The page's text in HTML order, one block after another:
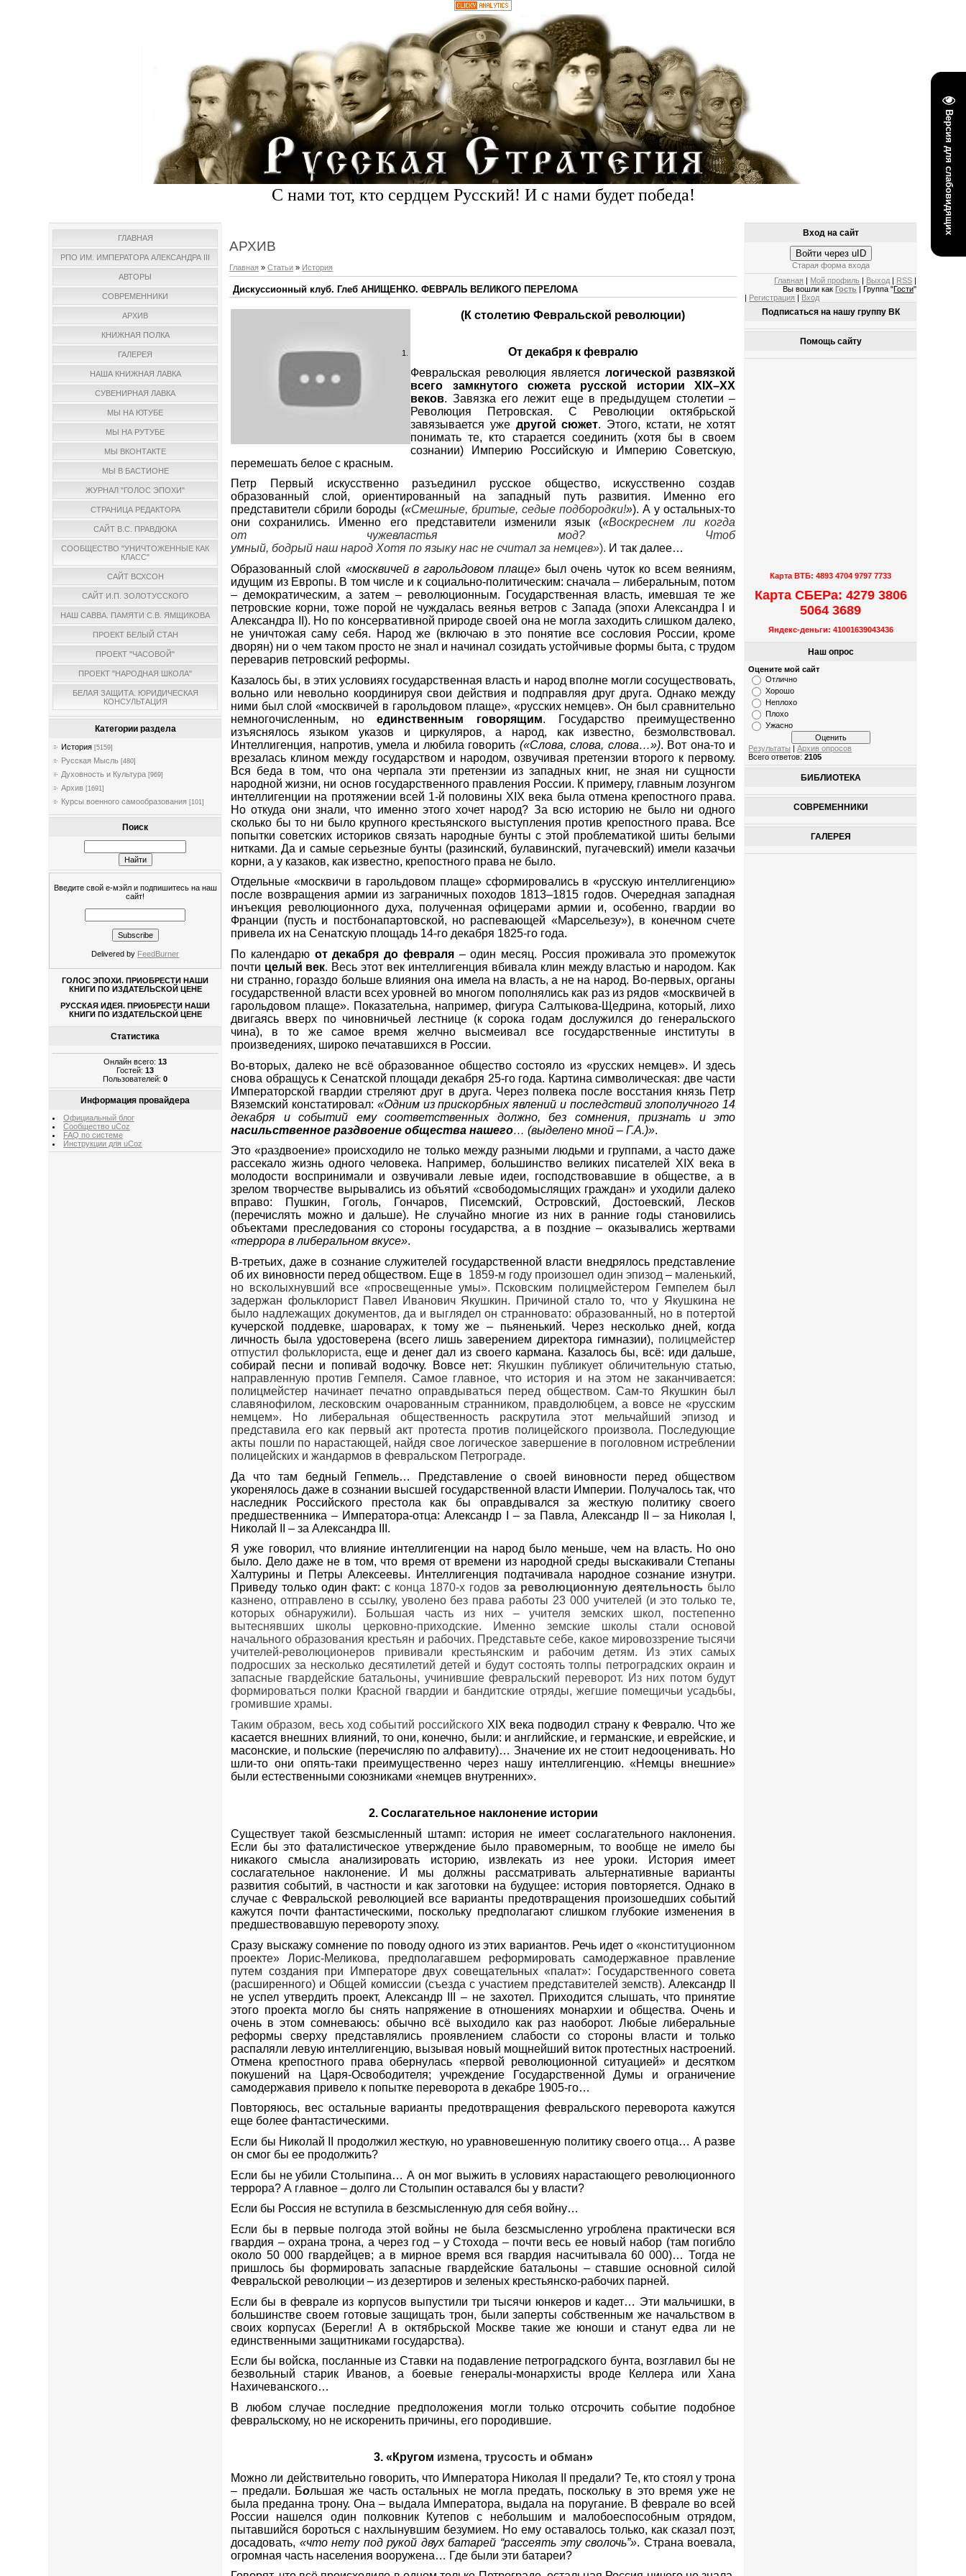
Версия для слабовидящих
С нами тот, кто сердцем Русский! И с нами будет победа!
ГЛАВНАЯ
РПО ИМ. ИМПЕРАТОРА АЛЕКСАНДРА III
АВТОРЫ
СОВРЕМЕННИКИ
АРХИВ
КНИЖНАЯ ПОЛКА
ГАЛЕРЕЯ
НАША КНИЖНАЯ ЛАВКА
СУВЕНИРНАЯ ЛАВКА
МЫ НА ЮТУБЕ
МЫ НА РУТУБЕ
МЫ ВКОНТАКТЕ
МЫ В БАСТИОНЕ
ЖУРНАЛ "ГОЛОС ЭПОХИ"
СТРАНИЦА РЕДАКТОРА
САЙТ В.С. ПРАВДЮКА
СООБЩЕСТВО "УНИЧТОЖЕННЫЕ КАК
КЛАСС"
САЙТ ВСХСОН
САЙТ И.П. ЗОЛОТУССКОГО
НАШ САВВА. ПАМЯТИ С.В. ЯМЩИКОВА
ПРОЕКТ БЕЛЫЙ СТАН
ПРОЕКТ "ЧАСОВОЙ"
ПРОЕКТ "НАРОДНАЯ ШКОЛА"
БЕЛАЯ ЗАЩИТА. ЮРИДИЧЕСКАЯ
КОНСУЛЬТАЦИЯ
Категории раздела
История [5159]
Русская Мысль [480]
Духовность и Культура [969]
Архив [1691]
Курсы военного самообразования [101]
Поиск
Введите свой е-мэйл и подпишитесь на наш
сайт!
Delivered by FeedBurner
ГОЛОС ЭПОХИ. ПРИОБРЕСТИ НАШИ
КНИГИ ПО ИЗДАТЕЛЬСКОЙ ЦЕНЕ
РУССКАЯ ИДЕЯ. ПРИОБРЕСТИ НАШИ
КНИГИ ПО ИЗДАТЕЛЬСКОЙ ЦЕНЕ
Статистика
Онлайн всего:13
Гостей:13
Пользователей:0
Информация провайдера
Официальный блог
Сообщество uCoz
FAQ по системе
Инструкции для uCoz
АРХИВ
Главная »Статьи » История
Дискуссионный клуб. Глеб АНИЩЕНКО. ФЕВРАЛЬ ВЕЛИКОГО ПЕРЕЛОМА
(К столетию Февральской революции)
От декабря к февралю
Февральская революция являетсялогической развязкой
всего замкнутого сюжета русской истории XIX–XX
веков. Завязка его лежит еще в предыдущем столетии –
Революция Петровская. С Революции октябрьской
завязывается уже другой сюжет. Этого, кстати, не хотят
понимать те, кто старается соединить (хотя бы в своем
сознании) Империю Российскую и Империю Советскую,
перемешать белое с красным.
Петр Первый искусственно разъединил русское общество, искусственно создав
образованный слой, ориентированный на западный путь развития. Именно его
представители сбрили бороды («Смешные, бритые, седые подбородки!»). А у остальных-то
они сохранились. Именно его представители изменили язык («Воскреснем ли когда
от
чужевластья мод?
Чтоб
умный, бодрый наш народ Хотя по языку нас не считал за немцев»). И так далее…
Образованный слой «москвичей в гарольдовом плаще» был очень чуток ко всем веяниям,
идущим из Европы. В том числе и к социально-политическим: сначала – либеральным, потом
– демократическим, а затем – революционным. Государственная власть, имевшая те же
петровские корни, тоже порой не чуждалась веянья ветров с Запада (эпохи Александра
и
Александра
). Но по консервативной природе своей она не могла заходить слишком далеко,
не уничтожая саму себя. Народ же (включаю в это понятие все сословия России, кроме
дворян) ни о чем таком просто не знал и начинал созидать устойчивые формы быта, с трудом
переварив петровский реформы.
Казалось бы, в этих условиях государственная власть и народ вполне могли сосуществовать,
вольно или невольно координируя свои действия и подправляя друг друга. Однако между
ними был слой «москвичей в гарольдовом плаще», «русских немцев». Он был сравнительно
немногочисленным, ноединственным говорящим. Государство преимущественно
изъяснялось языком указов и циркуляров, а народ, как известно, безмолвствовал.
Интеллигенция, напротив, умела и любила говорить («Слова, слова, слова…»). Вот она-то и
врезалась клином между государством и народом, озвучивая претензии второго к первому.
Вся беда в том, что она черпала эти претензии из западных книг, не зная ни сущности
народной жизни, ни основ государственного правления России. К примеру, главным лозунгом
интеллигенции на протяжении всей 1-й половины XIX века была отмена крепостного права.
Но откуда они знали, что именно этого хочет народ? За всю историю не было ни одного
сколько бы то ни было крупного крестьянского выступления против крепостного права. Все
попытки советских историков связать народные бунты с этой проблематикой шиты белыми
нитками. Да и самые серьезные бунты (разинский, булавинский, пугачевский) имели казачьи
корни, а у казаков, как известно, крепостного права не было.
Отдельные «москвичи в гарольдовом плаще» сформировались в «русскую интеллигенцию»
после возвращения армии из заграничных походов 1813–1815 годов. Очередная западная
инъекция революционного духа, полученная офицерами армии и, особенно, гвардии во
Франции (пусть и постбонапартовской, но распевающей «Марсельезу»), в конечном счете
привела их на Сенатскую площадь 14-го декабря 1825-го года.
По календарю от декабря до февраля – один месяц. Россия проживала это промежуток
почти целый век. Весь этот век интеллигенция вбивала клин между властью и народом. Как
ни странно, гораздо больше влияния она имела на власть, а не на народ. Во-первых, органы
государственной власти всех уровней во многом пополнялись как раз из рядов «москвичей в
гарольдовом плаще». Показательна, например, фигура Салтыкова-Щедрина, который, лихо
двигаясь вверх по чиновничьей лестнице (к сорока годам дослужился до генеральского
чина), в то же самое время желчно высмеивал все государственные институты в
произведениях, широко печатавшихся в России.
Во-вторых, далеко не всё образованное общество состояло из «русских немцев». И здесь
снова обращусь к Сенатской площади декабря 25-го года. Картина символическая: две части
Императорской гвардии стреляют друг в друга. Через полвека после восстания князь Петр
Вяземский констатировал: «Одним из прискорбных явлений и последствий злополучного 14
декабря и событий ему соответственных должно, без сомнения, признать и это
насильственное раздвоение общества нашего…(выделено мной – Г.А.)».
Это «раздвоение» происходило не только между разными людьми и группами, а часто даже
рассекало жизнь одного человека. Например, большинство великих писателей XIX века в
молодости воспринимали и озвучивали левые идеи, господствовавшие в обществе, а в
зрелом творчестве вырывались из объятий «свободомыслящих граждан» и уходили далеко
вправо: Пушкин, Гоголь, Гончаров, Писемский, Островский, Достоевский, Лесков
(перечислять можно и дальше). Не случайно многие из них в ранние годы становились
объектами преследования со стороны государства, а в поздние – оказывались жертвами
«террора в либеральном вкусе».
В-третьих, даже в сознание служителей государственной власти внедрялось представление
об их виновности перед обществом. Еще в
1859-м году произошел один эпизод – маленький,
но всколыхнувший все «просвещенные умы». Псковским полицмейстером Гемпелем был
задержан фольклорист Павел Иванович Якушкин. Причиной стало то, что у Якушкина не
было надлежащих документов, да и выглядел он странновато: образованный, но в потертой
кучерской поддевке, шароварах, к тому же – пьяненький. Через несколько дней, когда
личность была удостоверена (всего лишь заверением директора гимназии), полицмейстер
отпустил фольклориста, еще и денег дал из своего кармана. Казалось бы, всё: иди дальше,
собирай песни и попивай водочку. Вовсе нет: Якушкин публикует обличительную статью,
направленную против Гемпеля. Самое главное, что история и на этом не заканчивается:
полицмейстер начинает печатно оправдываться перед обществом. Сам-то Якушкин был
славянофилом, лесковским очарованным странником, правдолюбцем, а вовсе не «русским
немцем». Но либеральная общественность раскрутила этот мельчайший эпизод и
представила его как первый акт протеста против полицейского произвола. Последующие
акты пошли по нарастающей, найдя свое логическое завершение в поголовном истреблении
полицейских и жандармов в февральском Петрограде.
Да что там бедный Гепмель… Представление о своей виновности перед обществом
укоренялось даже в сознании высшей государственной власти Империи. Получалось так, что
наследник Российского престола как бы оправдывался за жесткую политику своего
предшественника – Императора-отца: Александр
I – за Павла, Александр
II – за Николая I,
Николай II – заАлександра
III.
Я уже говорил, что влияние интеллигенции на народ было меньше, чем на власть. Но оно
было. Дело даже не в том, что время от времени из народной среды выскакивали Степаны
Халтурины и Петры Алексеевы. Интеллигенция подтачивала народное сознание изнутри.
Приведу только один факт: с конца 1870-х годовза революционную деятельность было
казнено, отправлено в ссылку, уволено без права работы 23 000 учителей (и это только те,
которых обнаружили). Большая часть из них – учителя земских школ, постепенно
вытеснявших школы церковно-приходские. Именно земские школы стали основой
начального образования крестьян и рабочих. Представьте себе, какое мировоззрение тысячи
учителей-революционеров прививали крестьянским и рабочим детям. Из этих самых
подросших за несколько десятилетий детей и будут состоять толпы петроградских окраин и
запасные гвардейские батальоны, учинившие февральский переворот. Из них потом будут
формироваться полки Красной гвардии и бандитские отряды, жегшие помещичьи усадьбы,
громившие храмы.
Таким образом, весь ход событий российского XIX века подводил страну к Февралю. Что же
касается внешних влияний, то они, конечно, были: и английские, и германские, и еврейские, и
масонские, и польские (перечисляю по алфавиту)… Значение их не стоит недооценивать. Но
шли-то они опять-таки преимущественно через нашу интеллигенцию. «Немцы внешние»
были естественными союзниками «немцев внутренних».
2. Сослагательное наклонение истории
Существует такой безсмысленный штамп: история не имеет сослагательного наклонения.
Если бы это фаталистическое утверждение было правомерным, то вообще не имело бы
никакого смысла анализировать историю, извлекать из нее уроки. История имеет
сослагательное наклонение. И мы должны рассматривать альтернативные варианты
развития событий, в частности и как заготовки на будущее: история повторяется. Однако в
случае с Февральской революцией все варианты предотвращения произошедших событий
кажутся почти фантастическими, поскольку предполагают слишком глубокие изменения в
предшествовавшую перевороту эпоху.
Сразу выскажу сомнение по поводу одного из этих вариантов. Речь идет о«конституционном
проекте»Лорис-Меликова, предполагавшем реформировать самодержавное правление
путем создания при Императоре двух совещательных «палат»: Государственного совета
(расширенного) и Общей комиссии (съезда с участием представителей земств).Александр
не успел утвердить проект, Александр
III – не захотел. Приходится слышать, что принятие
этого проекта могло бы снять напряжение в отношениях монархии и общества. Очень и
очень в этом сомневаюсь: обычно всё выходило как раз наоборот. Любые либеральные
реформы сверху представлялись проявлением слабости со стороны власти и только
распаляли левую интеллигенцию, вызывая новый мощнейший виток протестных настроений.
Отмена крепостного права обернулась «первой революционной ситуацией» и десятком
покушений на Царя-Освободителя; учреждение Государственной Думы и ограничение
самодержавия привело к попытке переворота в декабре 1905-го…
Повторяюсь, вес остальные варианты предотвращения февральского переворота кажутся
еще более фантастическими.
Если бы Николай II продолжил жесткую, но уравновешенную политику своего отца… А разве
он смог бы ее продолжить?
Если бы не убили Столыпина… А он мог выжить в условиях нарастающего революционного
террора? А главное – долго ли Столыпин оставался бы у власти?
Если бы Россия не вступила в безсмысленную для себя войну…
Если бы в первые полгода этой войны не была безсмысленно угроблена практически вся
гвардия – охрана трона, а через год – у Стохода – почти весь ее новый набор (там погибло
около 50 000 гвардейцев; а в мирное время вся гвардия насчитывала 60 000)… Тогда не
пришлось бы формировать запасные гвардейские батальоны – ставшие основной силой
Февральской революции – из дезертиров и зеленых крестьянско-рабочих парней.
Если бы в феврале из корпусов выпустили три тысячи юнкеров и кадет… Эти мальчишки, в
большинстве своем готовые защищать трон, были заперты собственным же начальством в
своих корпусах (Берегли! А в октябрьской Москве такие же юноши и станут едва ли не
единственными защитниками государства).
Если бы войска, посланные из Ставки на подавление петроградского бунта, возглавил бы не
безвольный старик Иванов, а боевые генералы-монархисты вроде Келлера или Хана
Нахичеванского…
В любом случае последние предположения могли только отсрочить событие подобное
февральскому, но не искоренить причины, его породившие.
3. «Кругом измена, трусость и обман»
Можно ли действительно говорить, что Императора Николая
предали? Те, кто стоял у трона
– предали. Большая же часть остальных не могла предать, поскольку в это время уже не
была преданна трону. Она – выдала Императора, выдала на поругание. В феврале во всей
России нашелся один полковник Кутепов с небольшим и малобоеспособным отрядом,
пытавшийся бороться с нахлынувшим безумием. Но ему оставалось только, как сказал поэт,
досадовать, «что нету под рукой двух батарей “рассеять эту сволочь”». Страна воевала,
огромная часть населения вооружена… Где были эти батареи?
Вход на сайт
Войти через uID
Старая форма входа
Главная
Мой профиль Выход RSS
Вы вошли как Гость | Группа "Гости"
Регистрация Вход
Подписаться на нашу группу ВК
Помощь сайту
Карта ВТБ: 4893 4704 9797 7733
Карта СБЕРа: 4279 3806
5064 3689
Яндекс-деньги: 41001639043436
Наш опрос
Оцените мой сайт
Отлично
Хорошо
Неплохо
Плохо
Ужасно
Результаты |Архив опросов
Всего ответов:2105
БИБЛИОТЕКА
СОВРЕМЕННИКИ
ГАЛЕРЕЯ